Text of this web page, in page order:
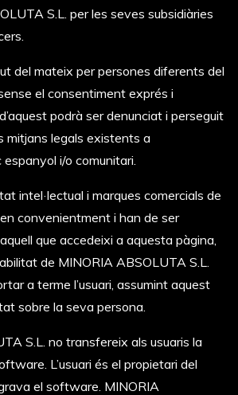
S.L. per les seves subsidiàries
del mateix per persones diferents del
el consentiment exprés i
podrà ser denunciat i perseguit
mitjans legals existents a
espanyol i/o comunitari.
intel·lectual i marques comercials de
convenientment i han de ser
que accedeixi a aquesta pàgina,
de MINORIA ABSOLUTA S.L.
a terme l’usuari, assumint aquest
sobre la seva persona.
S.L. no transfereix als usuaris la
L’usuari és el propietari del
el software. MINORIA